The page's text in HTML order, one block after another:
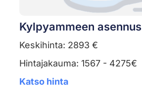
Kylpyammeen asennus
Keskihinta: 2893 €
Hintajakauma: 1567 - 4275€
Katso hinta